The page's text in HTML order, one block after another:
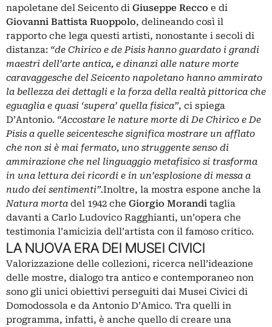
napoletane del Seicento di Giuseppe Recco e di
Giovanni Battista Ruoppolo, delineando così il
rapporto che lega questi artisti, nonostante i secoli di
distanza: “de Chirico e de Pisis hanno guardato i grandi
maestri dell’arte antica, e dinanzi alle nature morte
caravaggesche del Seicento napoletano hanno ammirato
la bellezza dei dettagli e la forza della realtà pittorica che
eguaglia e quasi ‘supera’ quella fisica”, ci spiega
D’Antonio. “Accostare le nature morte di De Chirico e De
Pisis a quelle seicentesche significa mostrare un afflato
che non si è mai fermato, uno struggente senso di
ammirazione che nel linguaggio metafisico si trasforma
in una lettura dei ricordi e in un’esplosione di messa a
nudo dei sentimenti”.Inoltre, la mostra espone anche la
Natura morta del 1942 che Giorgio Morandi taglia
davanti a Carlo Ludovico Ragghianti, un’opera che
testimonia l’amicizia dell’artista con il famoso critico.
LA NUOVA ERA DEI MUSEI CIVICI
Valorizzazione delle collezioni, ricerca nell’ideazione
delle mostre, dialogo tra antico e contemporaneo non
sono gli unici obiettivi perseguiti dai Musei Civici di
Domodossola e da Antonio D’Amico. Tra quelli in
programma, infatti, è anche quello di creare una